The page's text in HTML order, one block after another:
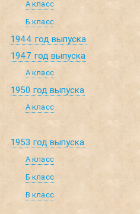
А класс
Б класс
1944 год выпуска
1947 год выпуска
А класс
1950 год выпуска
А класс
1953 год выпуска
А класс
Б класс
В класс